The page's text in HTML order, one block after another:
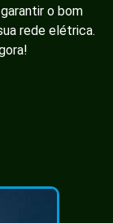
o bom
rede elétrica.